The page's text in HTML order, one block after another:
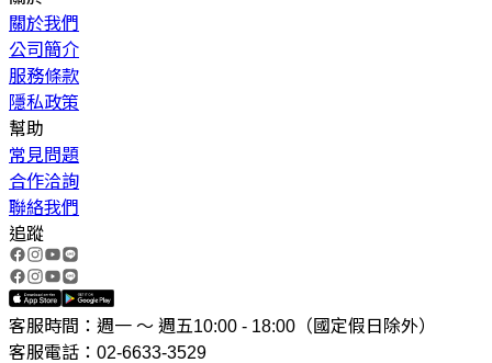
關於我們
公司簡介
服務條款
隱私政策
幫助
常見問題
合作洽詢
聯絡我們
追蹤
客服時間：週一 ～ 週五10:00 - 18:00（國定假日除外）
客服電話：02-6633-3529